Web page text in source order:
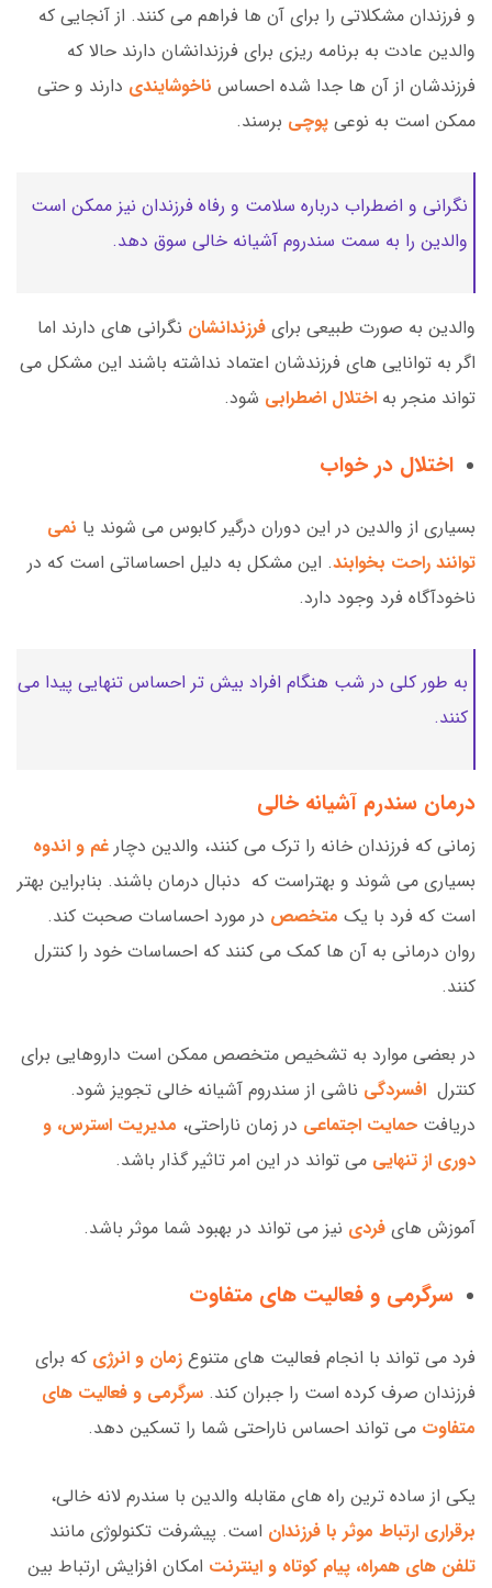
و فرزندان مشکلاتی را برای آن ها فراهم می کنند. از آنجایی که
والدین عادت به برنامه ریزی برای فرزندانشان دارند حالا که
فرزندشان از آن ها جدا شده احساس ناخوشایندی دارند و حتی
ممکن است به نوعی پوچی برسند.
نگرانی و اضطراب درباره سلامت و رفاه فرزندان نیز ممکن است
والدین را به سمت سندروم آشیانه خالی سوق دهد.
والدین به صورت طبیعی برای فرزندانشان نگرانی های دارند اما
اگر به توانایی های فرزندشان اعتماد نداشته باشند این مشکل می
تواند منجر به اختلال اضطرابی شود.
اختلال در خواب
بسیاری از والدین در این دوران درگیر کابوس می شوند یا نمی
توانند راحت بخوابند. این مشکل به دلیل احساساتی است که در
ناخودآگاه فرد وجود دارد.
به طور کلی در شب هنگام افراد بیش تر احساس تنهایی پیدا می
کنند.
درمان سندرم آشیانه خالی
زمانی که فرزندان خانه را ترک می کنند، والدین دچار غم و اندوه
بسیاری می شوند و بهتراست که دنبال درمان باشند. بنابراین بهتر
است که فرد با یک متخصص در مورد احساسات صحبت کند.
روان درمانی به آن ها کمک می کنند که احساسات خود را کنترل
کنند.
در بعضی موارد به تشخیص متخصص ممکن است داروهایی برای
کنترل افسردگی ناشی از سندروم آشیانه خالی تجویز شود.
دریافت حمایت اجتماعی در زمان ناراحتی، مدیریت استرس، و
دوری از تنهایی می تواند در این امر تاثیر گذار باشد.
آموزش های فردی نیز می تواند در بهبود شما موثر باشد.
سرگرمی و فعالیت های متفاوت
فرد می تواند با انجام فعالیت های متنوع زمان و انرژی که برای
فرزندان صرف کرده است را جبران کند. سرگرمی و فعالیت های
متفاوت می تواند احساس ناراحتی شما را تسکین دهد.
یکی از ساده ترین راه های مقابله والدین با سندرم لانه خالی،
برقراری ارتباط موثر با فرزندان است. پیشرفت تکنولوژی مانند
تلفن های همراه، پیام کوتاه و اینترنت امکان افزایش ارتباط بین